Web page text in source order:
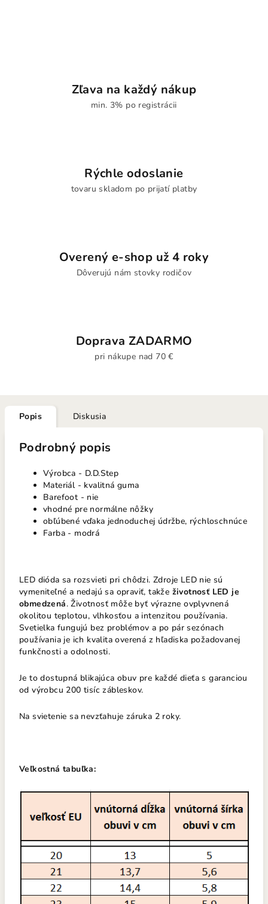
Zľava na každý nákup
min. 3% po registrácii
Rýchle odoslanie
tovaru skladom po prijatí platby
Overený e-shop už 4 roky
Dôverujú nám stovky rodičov
Doprava ZADARMO
pri nákupe nad 70 €
Popis Diskusia
Podrobný popis
Výrobca - D.D.Step
Materiál - kvalitná guma
Barefoot - nie
vhodné pre normálne nôžky
obľúbené vďaka jednoduchej údržbe, rýchloschnúce
Farba - modrá
LED dióda sa rozsvieti pri chôdzi. Zdroje LED nie sú
vymeniteľné a nedajú sa opraviť, takže životnosť LED je
obmedzená. Životnosť môže byť výrazne ovplyvnená
okolitou teplotou, vlhkosťou a intenzitou používania.
Svetielka fungujú bez problémov a po pár sezónach
používania je ich kvalita overená z hľadiska požadovanej
funkčnosti a odolnosti.
Je to dostupná blikajúca obuv pre každé dieťa s garanciou
od výrobcu 200 tisíc zábleskov.
Na svietenie sa nevzťahuje záruka 2 roky.
Veľkostná tabuľka: